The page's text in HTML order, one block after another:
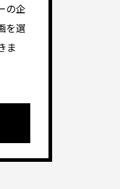
の企
を選
ま